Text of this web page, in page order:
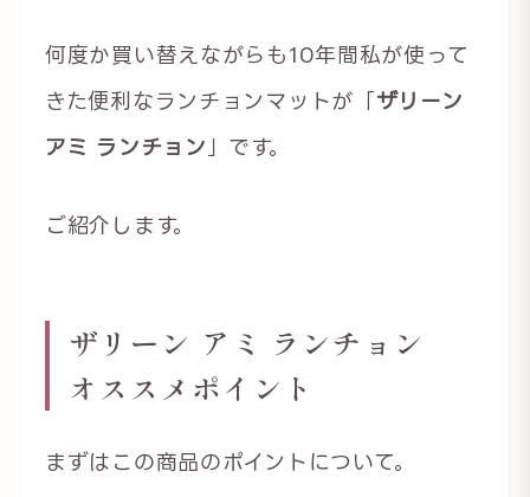
何度か買い替えながらも10年間私が使って
きた便利なランチョンマットが「ザリーン
アミ ランチョン 」です。
ご紹介します。
ザリーン アミ ランチョン
オススメポイント
まずはこの商品のポイントについて。